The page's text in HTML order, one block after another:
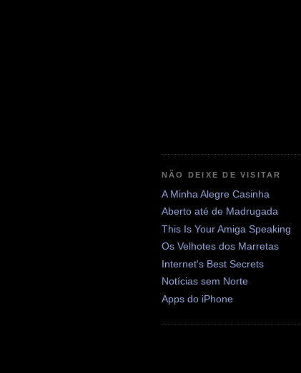
NÃO DEIXE DE VISITAR
A Minha Alegre Casinha
Aberto até de Madrugada
This Is Your Amiga Speaking
Os Velhotes dos Marretas
Internet's Best Secrets
Notícias sem Norte
Apps do iPhone